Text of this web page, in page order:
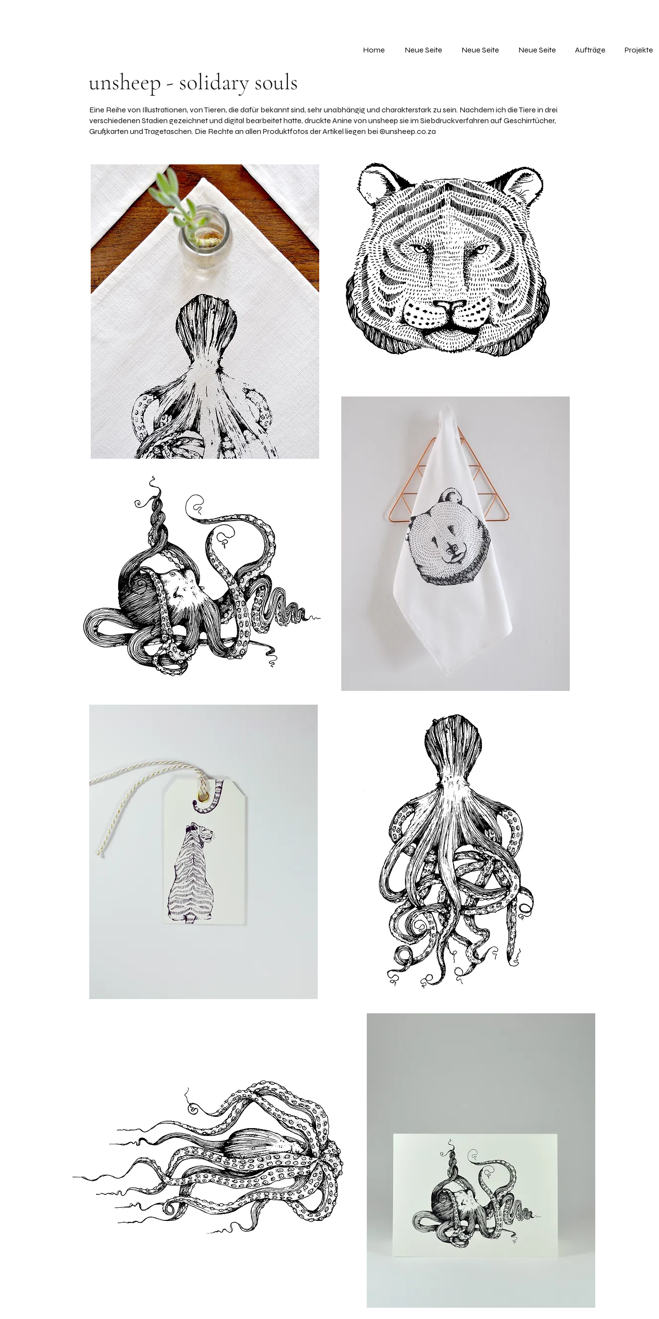
Home Neue Seite Neue Seite Neue Seite Aufträge Projekte
unsheep - solidary souls
Eine Reihe von Illustrationen, von Tieren, die dafür bekannt sind, sehr unabhängig und charakterstark zu sein. Nachdem ich die Tiere in drei
verschiedenen Stadien gezeichnet und digital bearbeitet hatte, druckte Anine von unsheep sie im Siebdruckverfahren auf Geschirrtücher,
Grußkarten und Tragetaschen. Die Rechte an allen Produktfotos der Artikel liegen bei ©unsheep.co.za